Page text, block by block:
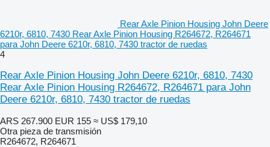
Rear Axle Pinion Housing John Deere
6210r, 6810, 7430 Rear Axle Pinion Housing R264672, R264671
para John Deere 6210r, 6810, 7430 tractor de ruedas
4
Rear Axle Pinion Housing John Deere 6210r, 6810, 7430
Rear Axle Pinion Housing R264672, R264671 para John
Deere 6210r, 6810, 7430 tractor de ruedas
ARS 267.900 EUR 155 ≈ US$ 179,10
Otra pieza de transmisión
R264672, R264671